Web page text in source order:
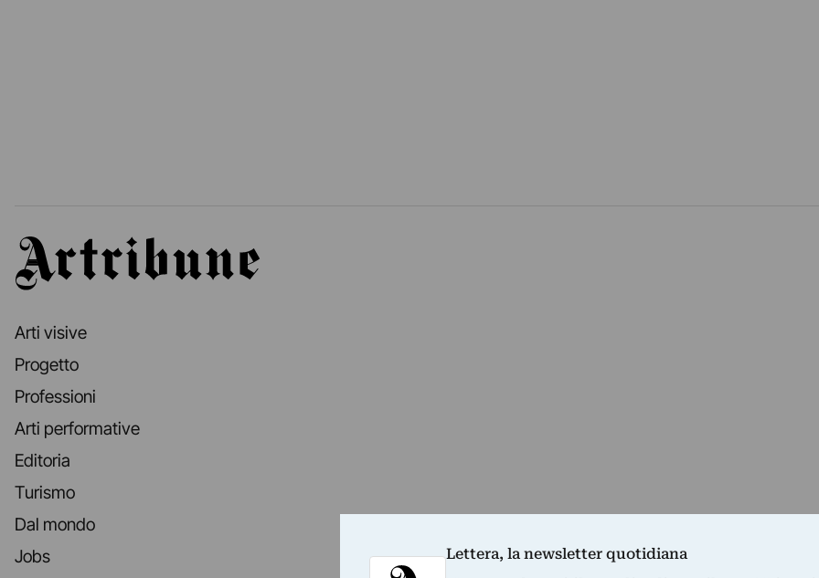
Artribune
Arti visive
Progetto
Professioni
Arti performative
Editoria
Turismo
Dal mondo
Jobs
Lettera, la newsletter quotidiana